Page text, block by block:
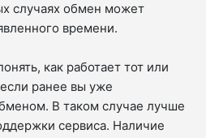
случаях обмен может
времени.
как работает тот или
ранее вы уже
В таком случае лучше
сервиса. Наличие